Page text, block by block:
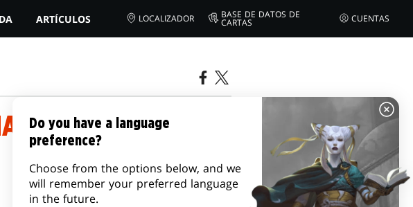
ARTÍCULOS LOCALIZADOR BASE DE DATOS DE
CARTAS CUENTAS
DE LAS MÁQUINAS
Do you have a language
preference?
Choose from the options below, and we
will remember your preferred language
in the future.